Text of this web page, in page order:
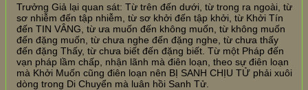
Trưởng Giả lại quan sát: Từ trên đến dưới, từ trong ra ngoài, từ
sơ nhiễm đến tập nhiễm, từ sơ khởi đến tập khởi, từ Khởi Tín
đến TIN VÂNG, từ ưa muốn đến không muốn, từ không muốn
đến đặng muốn, từ chưa nghe đến đặng nghe, từ chưa thấy
đến đặng Thấy, từ chưa biết đến đặng biết. Từ một Pháp đến
vạn pháp lầm chấp, nhận lãnh mà điên loạn, theo sự điên loạn
mà Khởi Muốn cũng điên loạn nên BỊ SANH CHỊU TỬ phải xuôi
dòng trong Di Chuyển mà luân hồi Sanh Tử.